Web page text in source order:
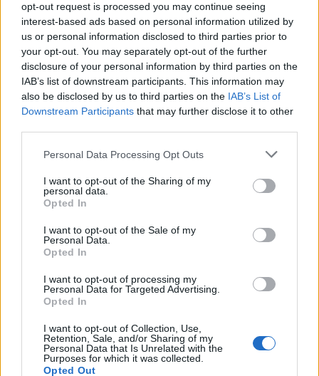
opt-out request is processed you may continue seeing
interest-based ads based on personal information utilized by
us or personal information disclosed to third parties prior to
your opt-out. You may separately opt-out of the further
disclosure of your personal information by third parties on the
IAB’s list of downstream participants. This information may
also be disclosed by us to third parties on the IAB’s List of
Downstream Participants that may further disclose it to other
Personal Data Processing Opt Outs
I want to opt-out of the Sharing of my
personal data.
Opted In
I want to opt-out of the Sale of my
Personal Data.
Opted In
I want to opt-out of processing my
Personal Data for Targeted Advertising.
Opted In
I want to opt-out of Collection, Use,
Retention, Sale, and/or Sharing of my
Personal Data that Is Unrelated with the
Purposes for which it was collected.
Opted Out
Σχετικά Άρθρα